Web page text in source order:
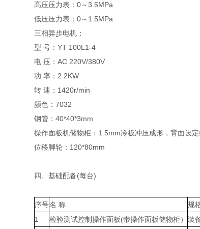
高压压力表：0～3.5MPa
低压压力表：0～1.5MPa
三相异步电机：
型 号：YT 100L1-4
电 压：AC 220V/380V
功 率：2.2KW
转 速：1420r/min
颜色：7032
钢管：40*40*3mm
操作面板机储物柜：1.5mm冷板冲压成形，背面设定
位移脚轮：120*80mm
四、基础配备(每台)
序号名 称 规
1
检验测试控制操作面板(带操作面板储物柜） 装